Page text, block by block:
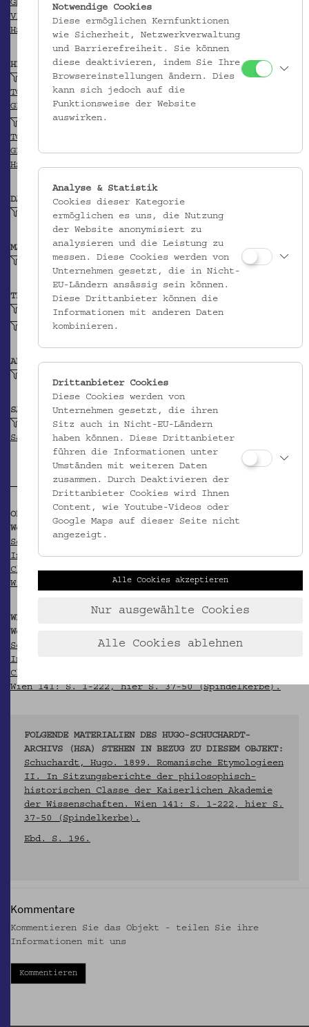
GND
VIAF
HSA-Thesaurus
HERKUNFT
Florenz (Provinz)
TGN
GEONAMES
TGN
GEONAMES
HSA-Thesaurus
DATIERUNG
Ende 19. Jh.
MATERIAL
Buchenholz
TECHNIK
gedrechselt (Holz)
bemalt (Holz)
ABBILDUNG
SAMMLUNG
Schuchardt, Hugo: Belegsammlung zur
Sachwortforschung
OBJEKT WIRD ZITIERT IN
Werke im Hugo-Schuchardt-Archiv:
Schuchardt, Hugo. 1899. Romanische Etymologieen II.
In Sitzungsberichte der philosophisch-historischen
Classe der Kaiserlichen Akademie der Wissenschaften.
Wien 141: S. 1-222, hier S. 196.
WEITERFÜHRENDE INFORMATIONEN
Werke im Hugo-Schuchardt-Archiv:
Schuchardt, Hugo. 1899. Romanische Etymologieen II.
In Sitzungsberichte der philosophisch-historischen
Classe der Kaiserlichen Akademie der Wissenschaften.
Wien 141: S. 1-222, hier S. 37-50 (Spindelkerbe).
FOLGENDE MATERIALIEN DES HUGO-SCHUCHARDT-
ARCHIVS (HSA) STEHEN IN BEZUG ZU DIESEM OBJEKT:
Schuchardt, Hugo. 1899. Romanische Etymologieen
II. In Sitzungsberichte der philosophisch-
historischen Classe der Kaiserlichen Akademie
der Wissenschaften. Wien 141: S. 1-222, hier S.
37-50 (Spindelkerbe).
Ebd. S. 196.
Kommentare
Kommentieren Sie das Objekt - teilen Sie ihre
Informationen mit uns
Kommentieren
Notwendige Cookies
Diese ermöglichen Kernfunktionen
wie Sicherheit, Netzwerkverwaltung
und Barrierefreiheit. Sie können
diese deaktivieren, indem Sie Ihre
Browsereinstellungen ändern. Dies
kann sich jedoch auf die
Funktionsweise der Website
auswirken.
Analyse & Statistik
Cookies dieser Kategorie
ermöglichen es uns, die Nutzung
der Website anonymisiert zu
analysieren und die Leistung zu
messen. Diese Cookies werden von
Unternehmen gesetzt, die in Nicht-
EU-Ländern ansässig sein können.
Diese Drittanbieter können die
Informationen mit anderen Daten
kombinieren.
Drittanbieter Cookies
Diese Cookies werden von
Unternehmen gesetzt, die ihren
Sitz auch in Nicht-EU-Ländern
haben können. Diese Drittanbieter
führen die Informationen unter
Umständen mit weiteren Daten
zusammen. Durch Deaktivieren der
Drittanbieter Cookies wird Ihnen
Content, wie Youtube-Videos oder
Google Maps auf dieser Seite nicht
angezeigt.
Alle Cookies akzeptieren
Nur ausgewählte Cookies
Alle Cookies ablehnen